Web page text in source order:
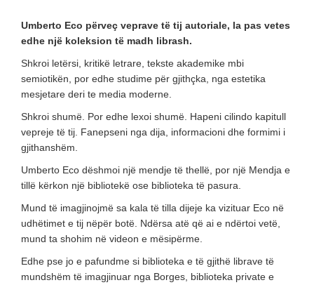
Umberto Eco përveç veprave të tij autoriale, la pas vetes
edhe një koleksion të madh librash.
Shkroi letërsi, kritikë letrare, tekste akademike mbi
semiotikën, por edhe studime për gjithçka, nga estetika
mesjetare deri te media moderne.
Shkroi shumë. Por edhe lexoi shumë. Hapeni cilindo kapitull
vepreje të tij. Fanepseni nga dija, informacioni dhe formimi i
gjithanshëm.
Umberto Eco dëshmoi një mendje të thellë, por një Mendja e
tillë kërkon një bibliotekë ose biblioteka të pasura.
Mund të imagjinojmë sa kala të tilla dijeje ka vizituar Eco në
udhëtimet e tij nëpër botë. Ndërsa atë që ai e ndërtoi vetë,
mund ta shohim në videon e mësipërme.
Edhe pse jo e pafundme si biblioteka e të gjithë librave të
mundshëm të imagjinuar nga Borges, biblioteka private e